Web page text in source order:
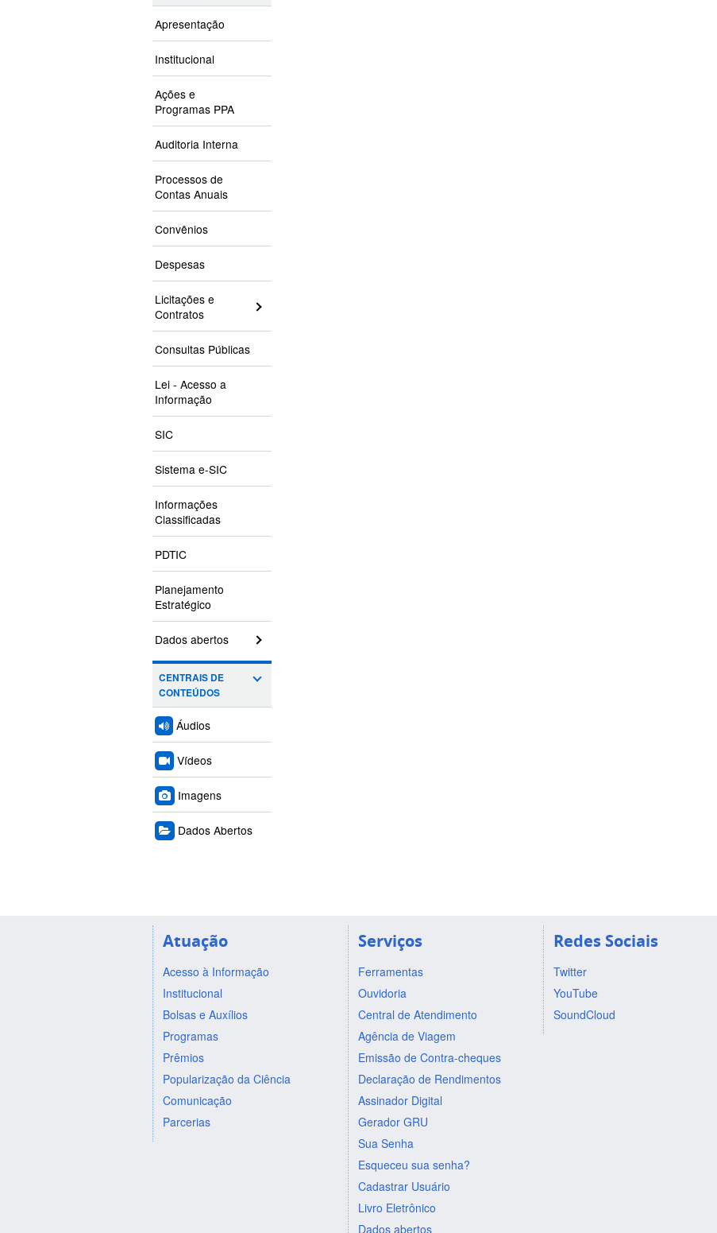
Apresentação
Institucional
Ações e
Programas PPA
Auditoria Interna
Processos de
Contas Anuais
Convênios
Despesas
Licitações e
Contratos
Consultas Públicas
Lei - Acesso a
Informação
SIC
Sistema e-SIC
Informações
Classificadas
PDTIC
Planejamento
Estratégico
Dados abertos
CENTRAIS DE
CONTEÚDOS
Áudios
Vídeos
Imagens
Dados Abertos
Atuação
Acesso à Informação
Institucional
Bolsas e Auxílios
Programas
Prêmios
Popularização da Ciência
Comunicação
Parcerias
Serviços
Ferramentas
Ouvidoria
Central de Atendimento
Agência de Viagem
Emissão de Contra-cheques
Declaração de Rendimentos
Assinador Digital
Gerador GRU
Sua Senha
Esqueceu sua senha?
Cadastrar Usuário
Livro Eletrônico
Dados abertos
Redes Sociais
Twitter
YouTube
SoundCloud